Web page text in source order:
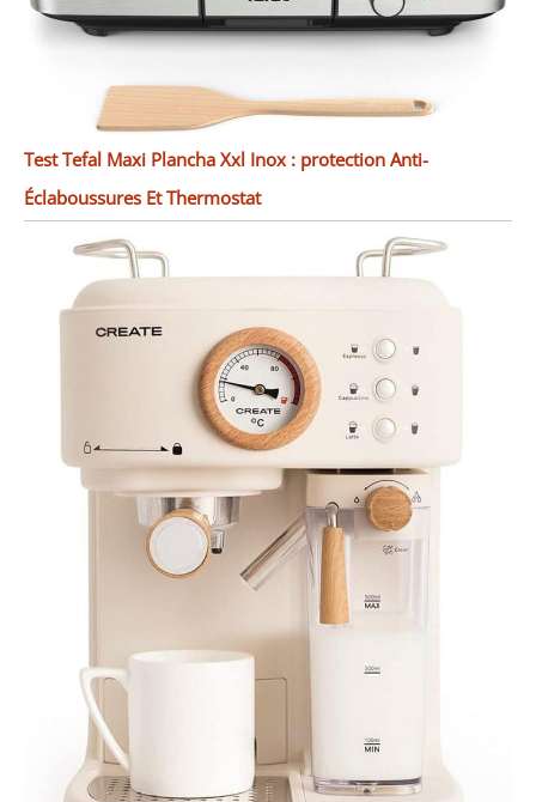
Test Tefal Maxi Plancha Xxl Inox : protection Anti-
Éclaboussures Et Thermostat